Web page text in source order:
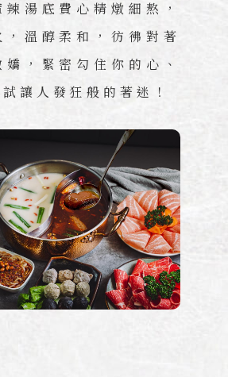
湯底費心精燉細熬，
，溫醇柔和，彷彿對著
，緊密勾住你的心、
讓人發狂般的著迷！